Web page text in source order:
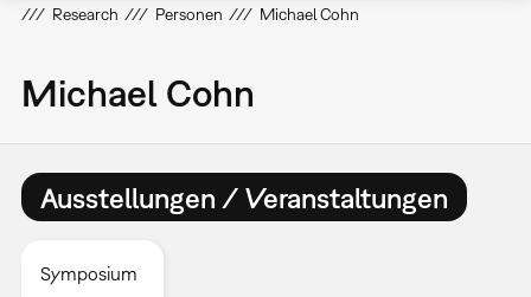
Research Personen Michael Cohn
Michael Cohn
Ausstellungen / Veranstaltungen
Symposium